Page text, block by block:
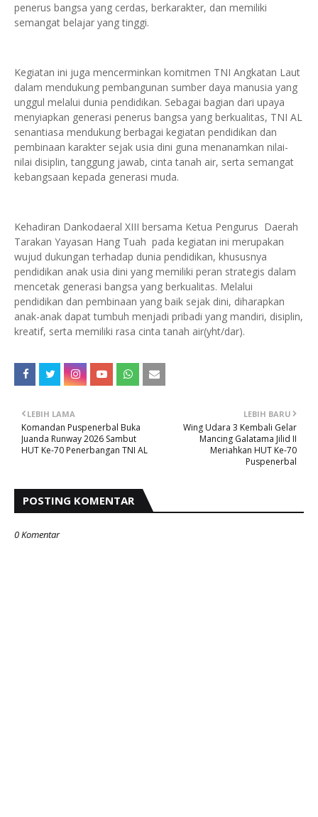
penerus bangsa yang cerdas, berkarakter, dan memiliki
semangat belajar yang tinggi.
Kegiatan ini juga mencerminkan komitmen TNI Angkatan Laut
dalam mendukung pembangunan sumber daya manusia yang
unggul melalui dunia pendidikan. Sebagai bagian dari upaya
menyiapkan generasi penerus bangsa yang berkualitas, TNI AL
senantiasa mendukung berbagai kegiatan pendidikan dan
pembinaan karakter sejak usia dini guna menanamkan nilai-
nilai disiplin, tanggung jawab, cinta tanah air, serta semangat
kebangsaan kepada generasi muda.
Kehadiran Dankodaeral XIII bersama Ketua Pengurus Daerah
Tarakan Yayasan Hang Tuah pada kegiatan ini merupakan
wujud dukungan terhadap dunia pendidikan, khususnya
pendidikan anak usia dini yang memiliki peran strategis dalam
mencetak generasi bangsa yang berkualitas. Melalui
pendidikan dan pembinaan yang baik sejak dini, diharapkan
anak-anak dapat tumbuh menjadi pribadi yang mandiri, disiplin,
kreatif, serta memiliki rasa cinta tanah air(yht/dar).
LEBIH BARU
Wing Udara 3 Kembali Gelar
Mancing Galatama Jilid II
Meriahkan HUT Ke-70
Puspenerbal
LEBIH LAMA
Komandan Puspenerbal Buka
Juanda Runway 2026 Sambut
HUT Ke-70 Penerbangan TNI AL
POSTING KOMENTAR
0 Komentar